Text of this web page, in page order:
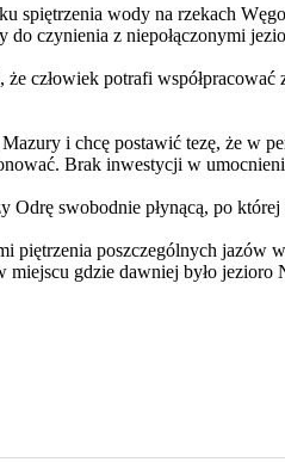
spiętrzenia wody na rzekach
do czynienia z niepołączonymi
człowiek potrafi współpracować
i chcę postawić tezę, że
Brak inwestycji w
Odrę swobodnie płynącą, po
piętrzenia poszczególnych
miejscu gdzie dawniej było jezioro